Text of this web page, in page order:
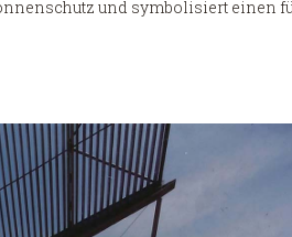
und symbolisiert einen